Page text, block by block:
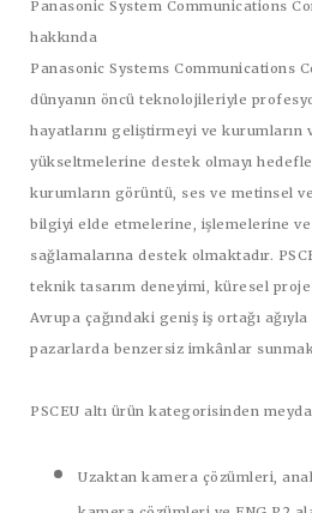
Panasonic System Communications
hakkında
Panasonic Systems Communications
dünyanın öncü teknolojileriyle
hayatlarını geliştirmeyi ve kurumların
yükseltmelerine destek olmayı
kurumların görüntü, ses ve metinsel
bilgiyi elde etmelerine, işlemelerine
sağlamalarına destek olmaktadır.
teknik tasarım deneyimi, küresel
Avrupa çağındaki geniş iş ortağı
pazarlarda benzersiz imkânlar
PSCEU altı ürün kategorisinden
Uzaktan kamera çözümleri,